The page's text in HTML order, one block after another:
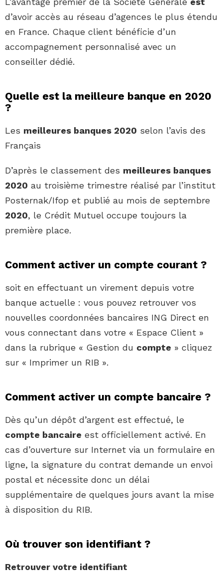
d’avoir accès au réseau d’agences le plus étendu
en France. Chaque client bénéficie d’un
accompagnement personnalisé avec un
conseiller dédié.
Quelle est la meilleure banque en 2020
?
Les meilleures banques 2020 selon l’avis des
Français
D’après le classement des meilleures banques
2020 au troisième trimestre réalisé par l’institut
Posternak/Ifop et publié au mois de septembre
2020, le Crédit Mutuel occupe toujours la
première place.
Comment activer un compte courant ?
soit en effectuant un virement depuis votre
banque actuelle : vous pouvez retrouver vos
nouvelles coordonnées bancaires ING Direct en
vous connectant dans votre « Espace Client »
dans la rubrique « Gestion du compte » cliquez
sur « Imprimer un RIB ».
Comment activer un compte bancaire ?
Dès qu’un dépôt d’argent est effectué, le
compte bancaire est officiellement activé. En
cas d’ouverture sur Internet via un formulaire en
ligne, la signature du contrat demande un envoi
postal et nécessite donc un délai
supplémentaire de quelques jours avant la mise
à disposition du RIB.
Où trouver son identifiant ?
Retrouver votre identifiant